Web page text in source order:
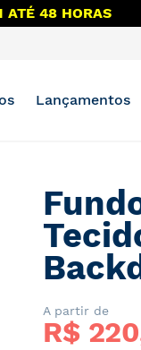
ATÉ 48 HORAS
Lançamentos
A partir de
R$